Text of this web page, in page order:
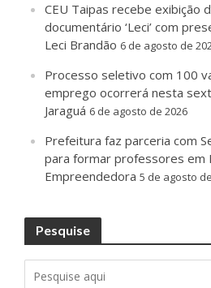
CEU Taipas recebe exibição
documentário ‘Leci’ com
Leci Brandão 6 de agosto de
Processo seletivo com 100
emprego ocorrerá nesta
Jaraguá 6 de agosto de 2026
Prefeitura faz parceria com
para formar professores em
Empreendedora 5 de agosto
Pesquise